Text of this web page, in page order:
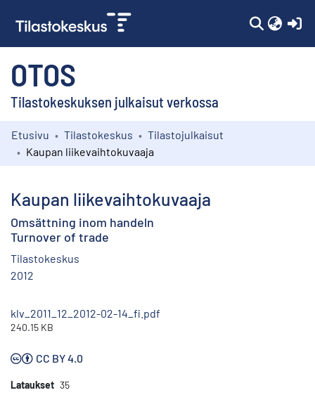
OTOS
Tilastokeskuksen julkaisut verkossa
Kokoelmat
Etusivu Tilastokeskus
Tilastojulkaisut
Kaupan liikevaihtokuvaaja
Kaupan liikevaihtokuvaaja
Omsättning inom handeln
Turnover of trade
Tilastokeskus
2012
klv_2011_12_2012-02-14_fi.pdf
240.15 KB
CC BY 4.0
Lataukset 35